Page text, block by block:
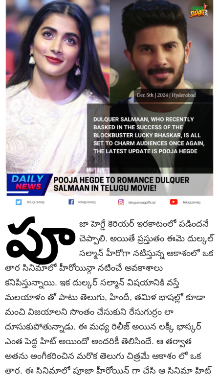
పూ జా హెగ్డే కెరియర్ ఇరకాటంలో పడిందనే
చెప్పాలి. అయితే ప్రస్తుతం ఈమె దుల్కల్
సల్మాన్ హీరోగా నటిస్తున్న ఆకాశంలో ఒక
తార సినిమాలో హీరోయిన్గా నటించే అవకాశాలు
కనిపిస్తున్నాయి. ఇక దుల్కర్ సల్మాన్ విషయానికి వస్తే
మలయాళం తో పాటు తెలుగు, హిందీ, తమిళ భాషల్లో కూడా
మంచి విజయాలని సొంతం చేసుకుని రేసుగుర్రం లా
దూసుకుపోతున్నాడు. ఈ మధ్య రిలీజ్ అయిన లక్కీ భాస్కర్
ఎంత పెద్ద హిట్ అయిందో అందరికీ తెలిసిందే. ఆ తర్వాత
అతను అంగీకరించిన మరొక తెలుగు చిత్రమే ఆకాశం లో ఒక
తార. ఈ సినిమాలో పూజా హీరోయిన్ గా చేసి ఆ సినిమా హిట్